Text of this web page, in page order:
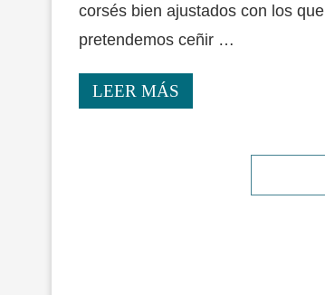
corsés bien ajustados con los que
pretendemos ceñir …
LEER MÁS